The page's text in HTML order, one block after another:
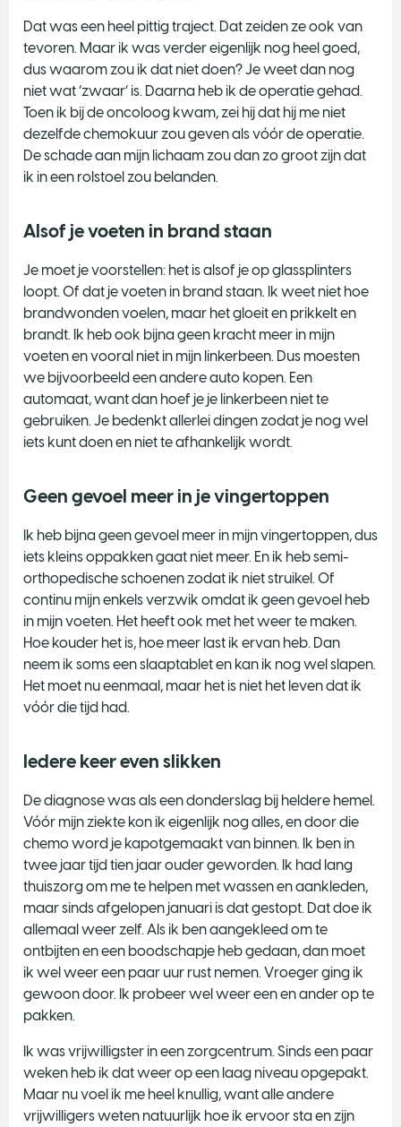
Dat was een heel pittig traject. Dat zeiden ze ook van
tevoren. Maar ik was verder eigenlijk nog heel goed,
dus waarom zou ik dat niet doen? Je weet dan nog
niet wat ‘zwaar’ is. Daarna heb ik de operatie gehad.
Toen ik bij de oncoloog kwam, zei hij dat hij me niet
dezelfde chemokuur zou geven als vóór de operatie.
De schade aan mijn lichaam zou dan zo groot zijn dat
ik in een rolstoel zou belanden.
Alsof je voeten in brand staan
Je moet je voorstellen: het is alsof je op glassplinters
loopt. Of dat je voeten in brand staan. Ik weet niet hoe
brandwonden voelen, maar het gloeit en prikkelt en
brandt. Ik heb ook bijna geen kracht meer in mijn
voeten en vooral niet in mijn linkerbeen. Dus moesten
we bijvoorbeeld een andere auto kopen. Een
automaat, want dan hoef je je linkerbeen niet te
gebruiken. Je bedenkt allerlei dingen zodat je nog wel
iets kunt doen en niet te afhankelijk wordt.
Geen gevoel meer in je vingertoppen
Ik heb bijna geen gevoel meer in mijn vingertoppen, dus
iets kleins oppakken gaat niet meer. En ik heb semi-
orthopedische schoenen zodat ik niet struikel. Of
continu mijn enkels verzwik omdat ik geen gevoel heb
in mijn voeten. Het heeft ook met het weer te maken.
Hoe kouder het is, hoe meer last ik ervan heb. Dan
neem ik soms een slaaptablet en kan ik nog wel slapen.
Het moet nu eenmaal, maar het is niet het leven dat ik
vóór die tijd had.
Iedere keer even slikken
De diagnose was als een donderslag bij heldere hemel.
Vóór mijn ziekte kon ik eigenlijk nog alles, en door die
chemo word je kapotgemaakt van binnen. Ik ben in
twee jaar tijd tien jaar ouder geworden. Ik had lang
thuiszorg om me te helpen met wassen en aankleden,
maar sinds afgelopen januari is dat gestopt. Dat doe ik
allemaal weer zelf. Als ik ben aangekleed om te
ontbijten en een boodschapje heb gedaan, dan moet
ik wel weer een paar uur rust nemen. Vroeger ging ik
gewoon door. Ik probeer wel weer een en ander op te
pakken.
Ik was vrijwilligster in een zorgcentrum. Sinds een paar
weken heb ik dat weer op een laag niveau opgepakt.
Maar nu voel ik me heel knullig, want alle andere
vrijwilligers weten natuurlijk hoe ik ervoor sta en zijn